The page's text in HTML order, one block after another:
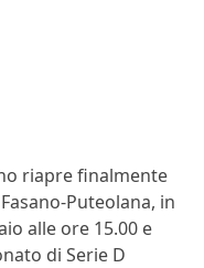
riapre finalmente
Puteolana, in
alle ore 15.00 e
di Serie D